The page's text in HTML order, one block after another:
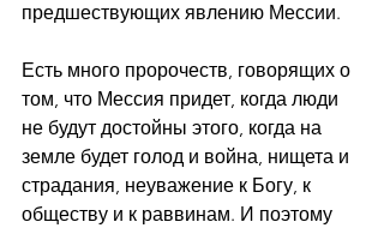
предшествующих явлению Мессии.
Есть много пророчеств, говорящих о
том, что Мессия придет, когда люди
не будут достойны этого, когда на
земле будет голод и война, нищета и
страдания, неуважение к Богу, к
обществу и к раввинам. И поэтому